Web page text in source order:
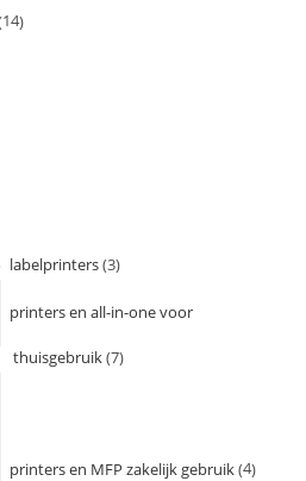
14
labelprinters 3
printers en all-in-one voor
thuisgebruik 7
printers en MFP zakelijk gebruik 4